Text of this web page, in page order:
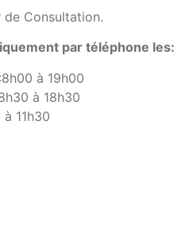
de Consultation.
par téléphone les:
à 19h00
à 18h30
11h30